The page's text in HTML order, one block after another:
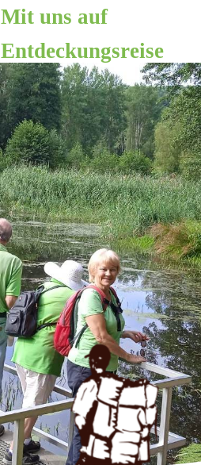
Mit uns auf
Entdeckungsreise